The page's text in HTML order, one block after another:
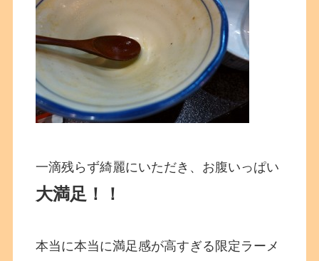
一滴残らず綺麗にいただき、お腹いっぱい
大満足！！
本当に本当に満足感が高すぎる限定ラーメ